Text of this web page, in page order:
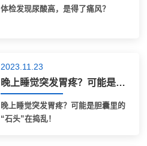
体检发现尿酸高，是得了痛风？
2023.11.23
晚上睡觉突发胃疼？可能是胆囊里的“石头”在捣乱！
晚上睡觉突发胃疼？可能是胆囊里的
“石头”在捣乱！